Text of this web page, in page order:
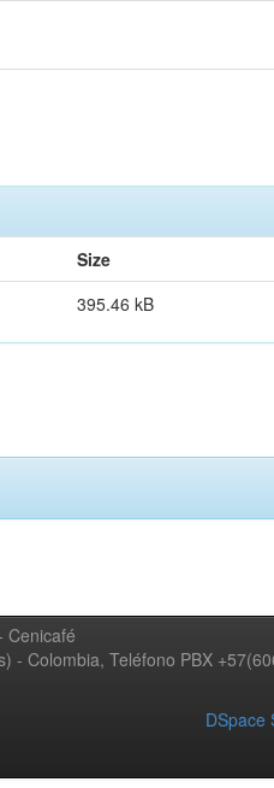
Size
395.46 kB
Cenicafé
- Colombia, Teléfono PBX
DSpace